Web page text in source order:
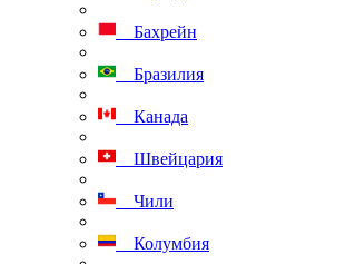
Бахрейн
Бразилия
Канада
Швейцария
Чили
Колумбия